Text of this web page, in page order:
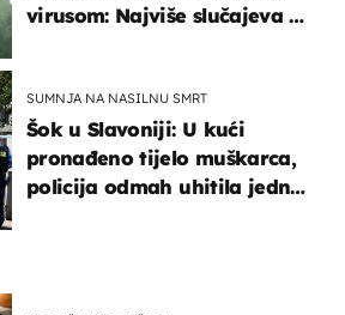
virusom: Najviše slučajeva u
SUMNJA NA NASILNU SMRT
Šok u Slavoniji: U kući
pronađeno tijelo muškarca,
policija odmah uhitila jednu